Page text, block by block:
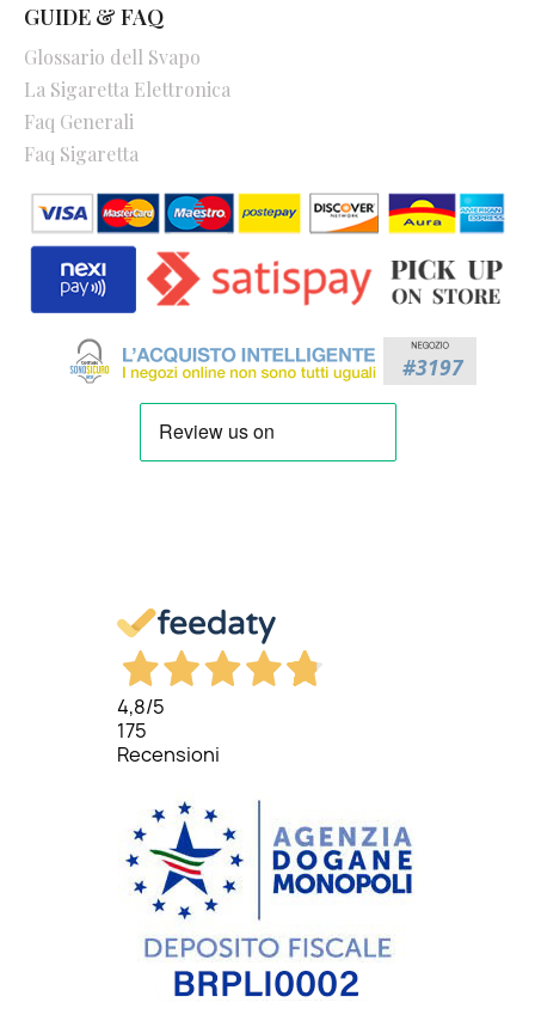
GUIDE & FAQ
Glossario dell Svapo
La Sigaretta Elettronica
Faq Generali
Faq Sigaretta
4,8/5
175
Recensioni